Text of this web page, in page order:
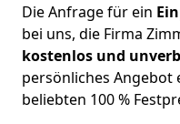
Die Anfrage für ein
bei uns, die Firma
kostenlos und
persönliches
beliebten 100 %